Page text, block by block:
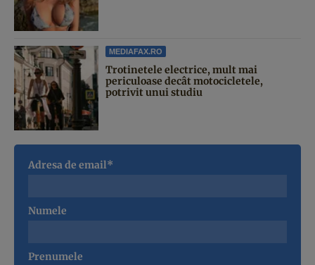
MEDIAFAX.RO
Trotinetele electrice, mult mai
periculoase decât motocicletele,
potrivit unui studiu
Adresa de email*
Numele
Prenumele